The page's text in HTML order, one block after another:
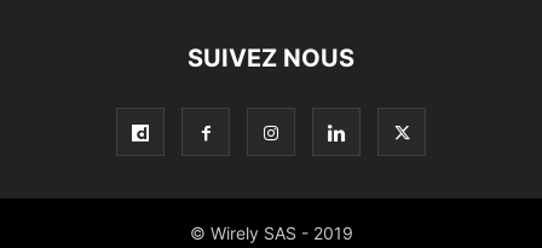
SUIVEZ NOUS
© Wirely SAS - 2019